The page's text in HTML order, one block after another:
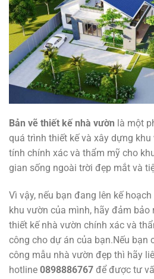
Bản vẽ thiết kế nhà vườn là một
quá trình thiết kế và xây dựng
tính chính xác và thẩm mỹ cho
gian sống ngoài trời đẹp mắt và
Vì vậy, nếu bạn đang lên kế
khu vườn của mình, hãy đảm bảo
thiết kế nhà vườn chính xác và
công cho dự án của bạn.Nếu bạn
công mẫu nhà vườn đẹp thì hãy
hotline 0898886767 để được tư